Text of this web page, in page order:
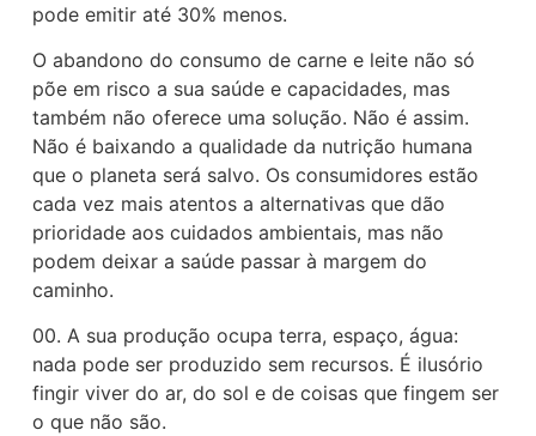
pode emitir até 30% menos.
O abandono do consumo de carne e leite não só
põe em risco a sua saúde e capacidades, mas
também não oferece uma solução. Não é assim.
Não é baixando a qualidade da nutrição humana
que o planeta será salvo. Os consumidores estão
cada vez mais atentos a alternativas que dão
prioridade aos cuidados ambientais, mas não
podem deixar a saúde passar à margem do
caminho.
00. A sua produção ocupa terra, espaço, água:
nada pode ser produzido sem recursos. É ilusório
fingir viver do ar, do sol e de coisas que fingem ser
o que não são.